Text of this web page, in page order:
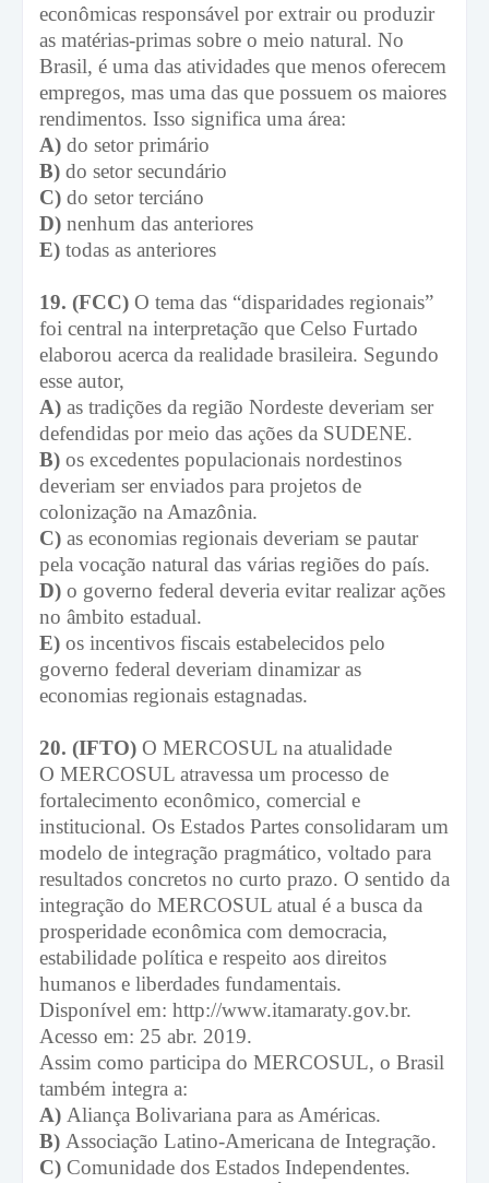
econômicas responsável por extrair ou produzir
as matérias-primas sobre o meio natural. No
Brasil, é uma das atividades que menos oferecem
empregos, mas uma das que possuem os maiores
rendimentos. Isso significa uma área:
A) do setor primário
B) do setor secundário
C) do setor terciáno
D) nenhum das anteriores
E) todas as anteriores
19. (FCC) O tema das “disparidades regionais”
foi central na interpretação que Celso Furtado
elaborou acerca da realidade brasileira. Segundo
esse autor,
A) as tradições da região Nordeste deveriam ser
defendidas por meio das ações da SUDENE.
B) os excedentes populacionais nordestinos
deveriam ser enviados para projetos de
colonização na Amazônia.
C) as economias regionais deveriam se pautar
pela vocação natural das várias regiões do país.
D) o governo federal deveria evitar realizar ações
no âmbito estadual.
E) os incentivos fiscais estabelecidos pelo
governo federal deveriam dinamizar as
economias regionais estagnadas.
20. (IFTO) O MERCOSUL na atualidade
O MERCOSUL atravessa um processo de
fortalecimento econômico, comercial e
institucional. Os Estados Partes consolidaram um
modelo de integração pragmático, voltado para
resultados concretos no curto prazo. O sentido da
integração do MERCOSUL atual é a busca da
prosperidade econômica com democracia,
estabilidade política e respeito aos direitos
humanos e liberdades fundamentais.
Disponível em: http://www.itamaraty.gov.br.
Acesso em: 25 abr. 2019.
Assim como participa do MERCOSUL, o Brasil
também integra a:
A) Aliança Bolivariana para as Américas.
B) Associação Latino-Americana de Integração.
C) Comunidade dos Estados Independentes.